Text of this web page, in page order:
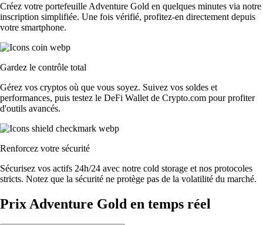
Créez votre portefeuille Adventure Gold en quelques minutes via notre
inscription simplifiée. Une fois vérifié, profitez-en directement depuis
votre smartphone.
Gardez le contrôle total
Gérez vos cryptos où que vous soyez. Suivez vos soldes et
performances, puis testez le DeFi Wallet de Crypto.com pour profiter
d'outils avancés.
Renforcez votre sécurité
Sécurisez vos actifs 24h/24 avec notre cold storage et nos protocoles
stricts. Notez que la sécurité ne protège pas de la volatilité du marché.
Prix Adventure Gold en temps réel